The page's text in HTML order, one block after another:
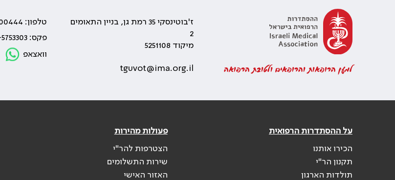
למען הרופאות והרופאים ולטובת הרפואה
ז'בוטינסקי 35 רמת גן, בניין התאומים
2
מיקוד 5251108
tguvot@ima.org.il
טלפון: 03-6100444
פקס: 03-5753303
וואצאפ
על ההסתדרות הרפואית
הכירו אותנו
תקנון הר"י
תולדות הארגון
פעולות מהירות
הצטרפות להר"י
שירות התשלומים
האזור האישי